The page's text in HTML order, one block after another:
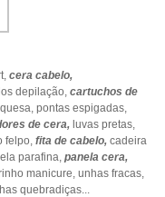
cera cabelo,
depilação, cartuchos de
pontas espigadas,
de cera, luvas pretas,
felpo, fita de cabelo, cadeira
parafina, panela cera,
manicure, unhas fracas,
quebradiças...